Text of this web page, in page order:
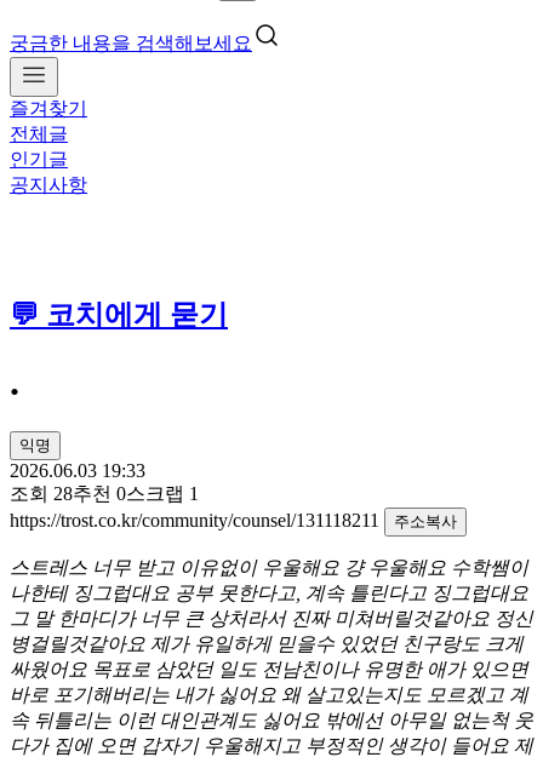
궁금한 내용을 검색해보세요
즐겨찾기
전체글
인기글
공지사항
💬 코치에게 묻기
.
익명
2026.06.03 19:33
조회 28추천 0스크랩 1
https://trost.co.kr/community/counsel/131118211
주소복사
스트레스 너무 받고 이유없이 우울해요 걍 우울해요 수학쌤이
나한테 징그럽대요 공부 못한다고, 계속 틀린다고 징그럽대요
그 말 한마디가 너무 큰 상처라서 진짜 미쳐버릴것같아요 정신
병걸릴것같아요 제가 유일하게 믿을수 있었던 친구랑도 크게
싸웠어요 목표로 삼았던 일도 전남친이나 유명한 애가 있으면
바로 포기해버리는 내가 싫어요 왜 살고있는지도 모르겠고 계
속 뒤틀리는 이런 대인관계도 싫어요 밖에선 아무일 없는척 웃
다가 집에 오면 갑자기 우울해지고 부정적인 생각이 들어요 제